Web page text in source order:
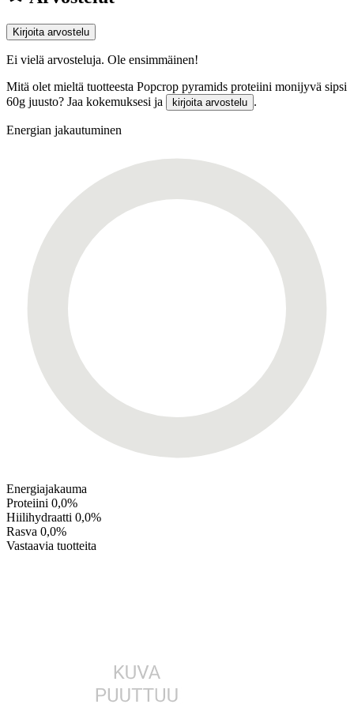
Kirjoita arvostelu
Ei vielä arvosteluja. Ole ensimmäinen!
Mitä olet mieltä tuotteesta Popcrop pyramids proteiini monijyvä sipsi
60g juusto? Jaa kokemuksesi ja
kirjoita arvostelu .
Energian jakautuminen
Energiajakauma
Proteiini 0,0%
Hiilihydraatti 0,0%
Rasva 0,0%
Vastaavia tuotteita